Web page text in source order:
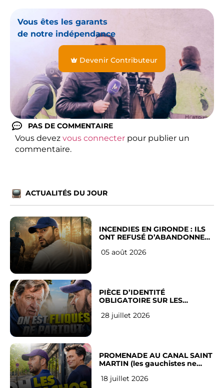
Vous êtes les garants
de notre indépendance
Devenir Contributeur
PAS DE COMMENTAIRE
Vous devez vous connecter pour publier un
commentaire.
ACTUALITÉS DU JOUR
INCENDIES EN GIRONDE : ILS
ONT REFUSÉ D’ABANDONNER
05 août 2026
PIÈCE D’IDENTITÉ
OBLIGATOIRE SUR LES
Français
28 juillet 2026
PROMENADE AU CANAL SAINT
MARTIN (les gauchistes ne
18 juillet 2026